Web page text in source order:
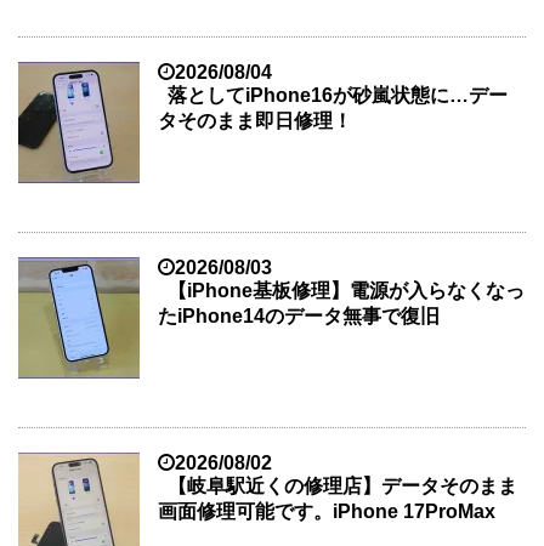
2026/08/04
落としてiPhone16が砂嵐状態に…デー
タそのまま即日修理！
2026/08/03
【iPhone基板修理】電源が入らなくなっ
たiPhone14のデータ無事で復旧
2026/08/02
【岐阜駅近くの修理店】データそのまま
画面修理可能です。iPhone 17ProMax